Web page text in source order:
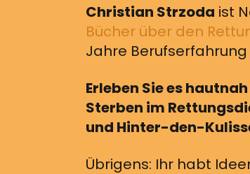
Christian Strzoda ist
Bücher über den
Jahre
Erleben Sie es hautnah
Sterben im
und Hinter-den-
Übrigens: Ihr habt